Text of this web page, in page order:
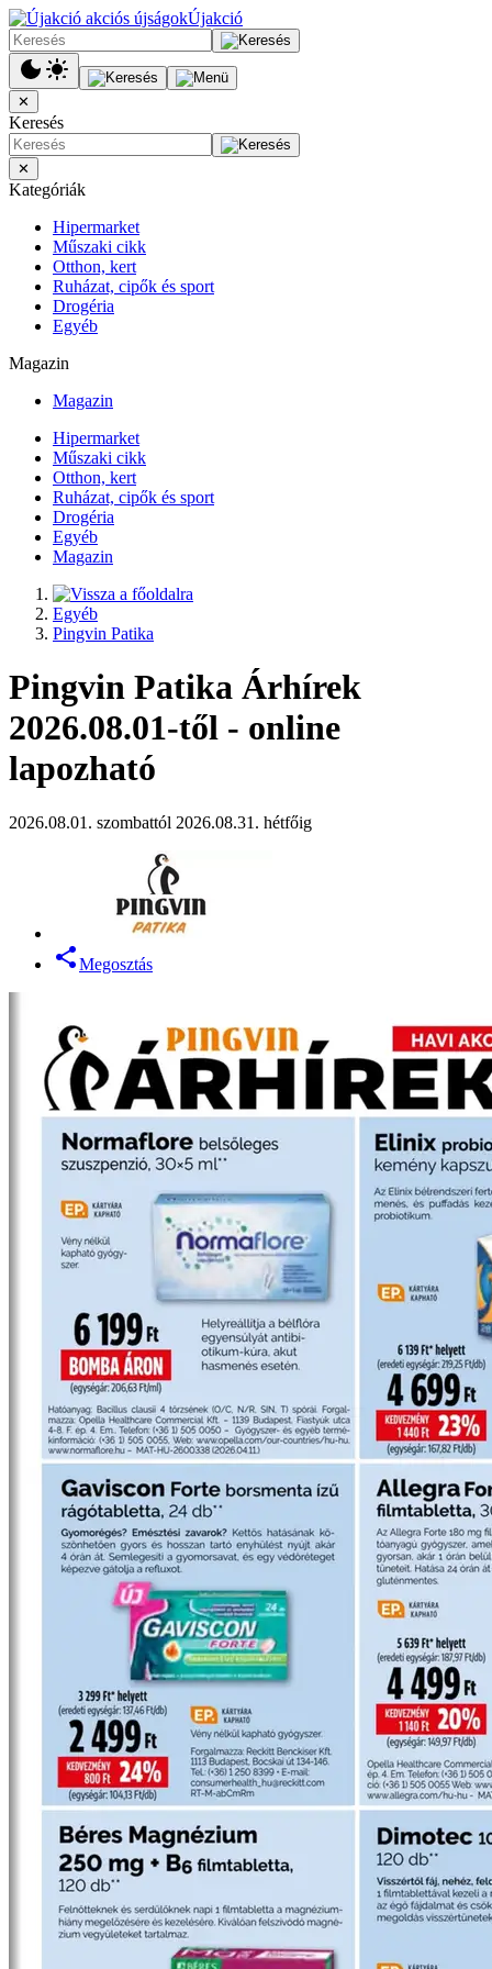
Újakció
✕
Keresés
✕
Kategóriák
Hipermarket
Műszaki cikk
Otthon, kert
Ruházat, cipők és sport
Drogéria
Egyéb
Magazin
Magazin
Hipermarket
Műszaki cikk
Otthon, kert
Ruházat, cipők és sport
Drogéria
Egyéb
Magazin
Egyéb
Pingvin Patika
Pingvin Patika Árhírek
2026.08.01-től - online
lapozható
2026.08.01. szombattól 2026.08.31. hétfőig
Megosztás